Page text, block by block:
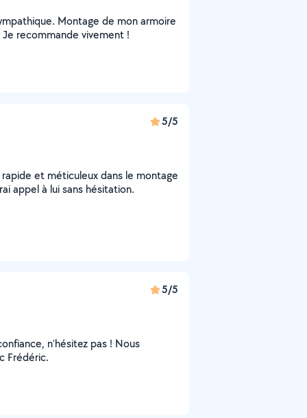
Montage de mon armoire
recommande vivement !
5/5
et méticuleux dans le montage
appel à lui sans hésitation.
5/5
n'hésitez pas ! Nous
Frédéric.